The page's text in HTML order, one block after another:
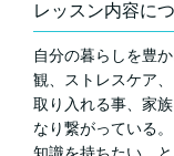
レッスン内容に
自分の暮らしを豊
観、ストレスケア
取り入れる事、家
なり繋がっている